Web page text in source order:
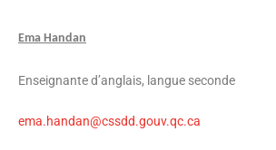
Ema Handan
Enseignante d’anglais, langue seconde
ema.handan@cssdd.gouv.qc.ca